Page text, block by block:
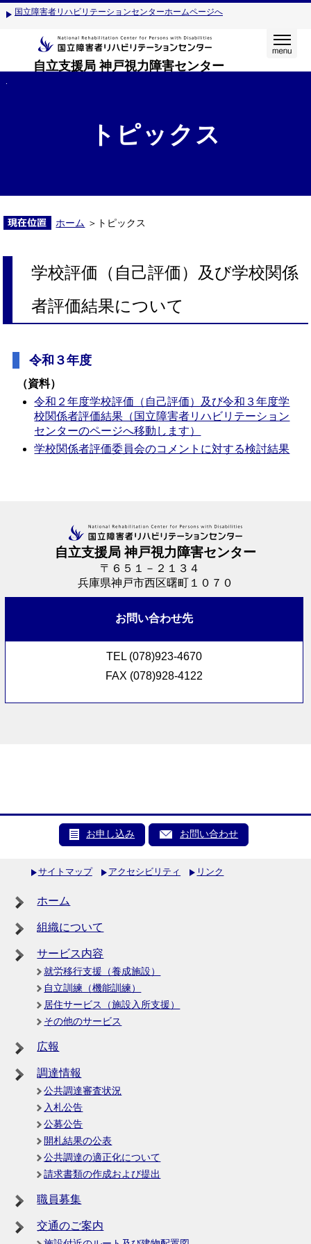
国立障害者リハビリテーションセンターホームページへ
自立支援局 神戸視力障害センター
トピックス
ホーム ＞トピックス
学校評価（自己評価）及び学校関係
者評価結果について
令和３年度
（資料）
令和２年度学校評価（自己評価）及び令和３年度学
校関係者評価結果（国立障害者リハビリテーション
センターのページへ移動します）
学校関係者評価委員会のコメントに対する検討結果
自立支援局 神戸視力障害センター
〒６５１－２１３４
兵庫県神戸市西区曙町１０７０
お問い合わせ先
TEL (078)923-4670
FAX (078)928-4122
お申し込み お問い合わせ
サイトマップ アクセシビリティ リンク
ホーム
組織について
サービス内容
就労移行支援（養成施設）
自立訓練（機能訓練）
居住サービス（施設入所支援）
その他のサービス
広報
調達情報
公共調達審査状況
入札公告
公募公告
開札結果の公表
公共調達の適正化について
請求書類の作成および提出
職員募集
交通のご案内